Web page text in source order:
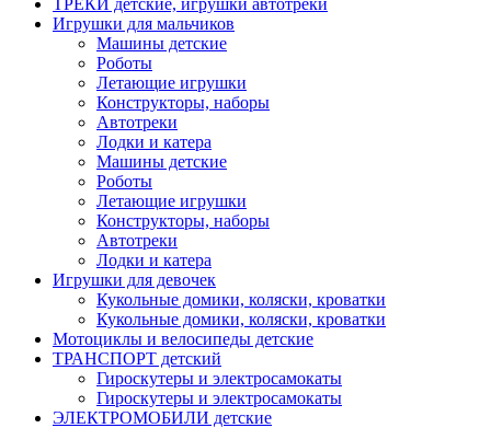
Игрушки для мальчиков
Машины детские
Роботы
Летающие игрушки
Конструкторы, наборы
Автотреки
Лодки и катера
Машины детские
Роботы
Летающие игрушки
Конструкторы, наборы
Автотреки
Лодки и катера
Игрушки для девочек
Кукольные домики, коляски, кроватки
Кукольные домики, коляски, кроватки
Мотоциклы и велосипеды детские
ТРАНСПОРТ детский
Гироскутеры и электросамокаты
Гироскутеры и электросамокаты
ЭЛЕКТРОМОБИЛИ детские